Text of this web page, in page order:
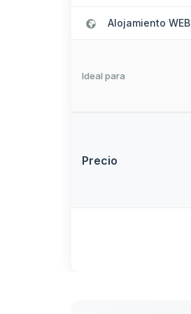
Alojamiento WEB
Ideal para
Precio